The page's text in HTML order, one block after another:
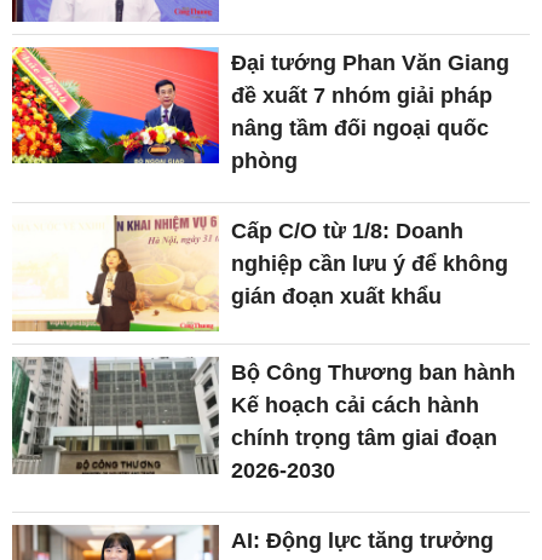
Đại tướng Phan Văn Giang
đề xuất 7 nhóm giải pháp
nâng tầm đối ngoại quốc
phòng
Cấp C/O từ 1/8: Doanh
nghiệp cần lưu ý để không
gián đoạn xuất khẩu
Bộ Công Thương ban hành
Kế hoạch cải cách hành
chính trọng tâm giai đoạn
2026-2030
AI: Động lực tăng trưởng